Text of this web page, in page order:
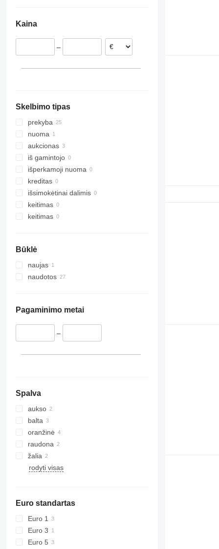
Kaina
–
Skelbimo tipas
prekyba
nuoma
aukcionas
iš gamintojo
išperkamoji nuoma
kreditas
išsimokėtinai dalimis
keitimas
keitimas
Būklė
naujas
naudotos
Pagaminimo metai
–
Spalva
aukso
balta
oranžinė
raudona
žalia
rodyti visas
Euro standartas
Euro 1
Euro 3
Euro 5